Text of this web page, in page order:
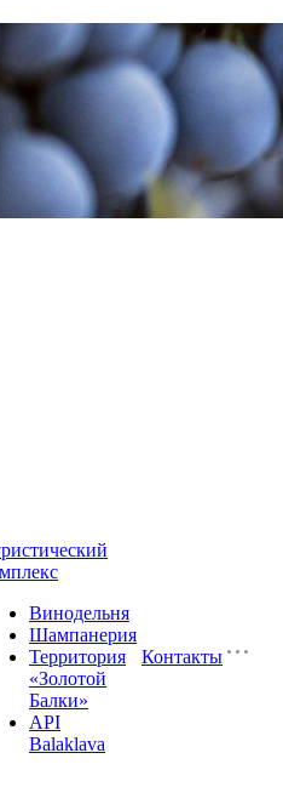
Винодельня
Шампанерия
Территория
«Золотой
Балки»
API
Balaklava
Контакты